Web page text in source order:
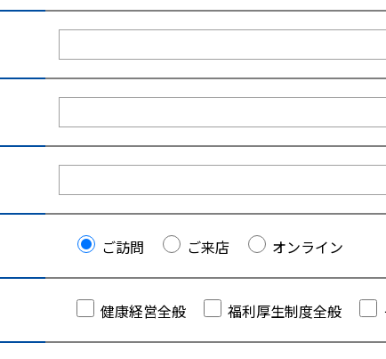
ご訪問 ご来店 オンライン
健康経営全般 福利厚生制度全般